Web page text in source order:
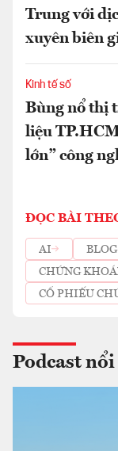
Trung với
xuyên biên
Kinh tế số
Bùng nổ thị
liệu
lớn” công
ĐỌC BÀI
AI
CHỨNG
CỔ PHIẾU
Podcast